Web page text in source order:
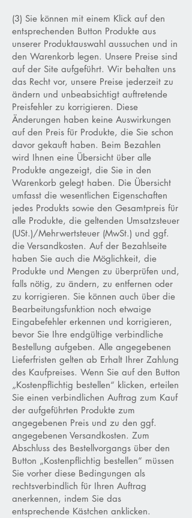
(3) Sie können mit einem Klick auf den
entsprechenden Button Produkte aus
unserer Produktauswahl aussuchen und in
den Warenkorb legen. Unsere Preise sind
auf der Site aufgeführt. Wir behalten uns
das Recht vor, unsere Preise jederzeit zu
ändern und unbeabsichtigt auftretende
Preisfehler zu korrigieren. Diese
Änderungen haben keine Auswirkungen
auf den Preis für Produkte, die Sie schon
davor gekauft haben. Beim Bezahlen
wird Ihnen eine Übersicht über alle
Produkte angezeigt, die Sie in den
Warenkorb gelegt haben. Die Übersicht
umfasst die wesentlichen Eigenschaften
jedes Produkts sowie den Gesamtpreis für
alle Produkte, die geltenden Umsatzsteuer
(USt.)/Mehrwertsteuer (MwSt.) und ggf.
die Versandkosten. Auf der Bezahlseite
haben Sie auch die Möglichkeit, die
Produkte und Mengen zu überprüfen und,
falls nötig, zu ändern, zu entfernen oder
zu korrigieren. Sie können auch über die
Bearbeitungsfunktion noch etwaige
Eingabefehler erkennen und korrigieren,
bevor Sie Ihre endgültige verbindliche
Bestellung aufgeben. Alle angegebenen
Lieferfristen gelten ab Erhalt Ihrer Zahlung
des Kaufpreises. Wenn Sie auf den Button
„Kostenpflichtig bestellen“ klicken, erteilen
Sie einen verbindlichen Auftrag zum Kauf
der aufgeführten Produkte zum
angegebenen Preis und zu den ggf.
angegebenen Versandkosten. Zum
Abschluss des Bestellvorgangs über den
Button „Kostenpflichtig bestellen“ müssen
Sie vorher diese Bedingungen als
rechtsverbindlich für Ihren Auftrag
anerkennen, indem Sie das
entsprechende Kästchen anklicken.